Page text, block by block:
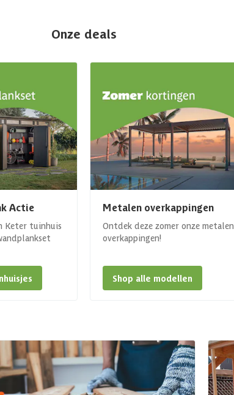
Onze deals
Actie
Keter tuinhuis
Metalen overkappingen
Ontdek deze zomer onze metalen
overkappingen!
Shop alle modellen